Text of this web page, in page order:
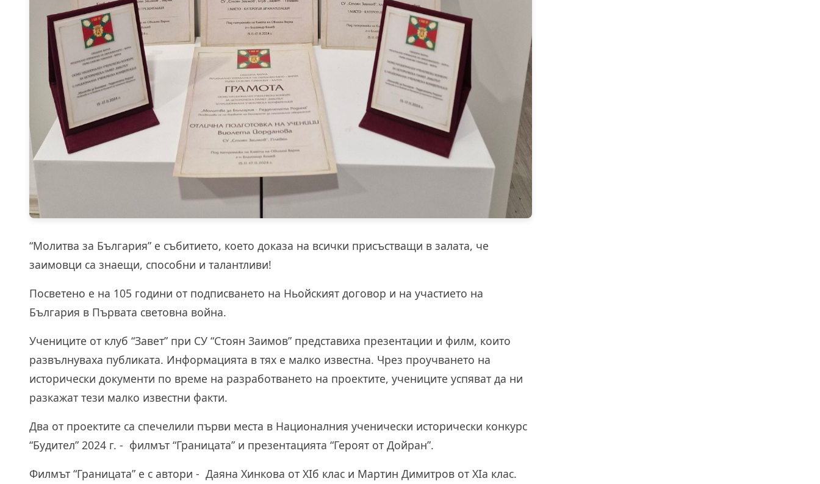
“Молитва за България” е събитието, което доказа на всички присъстващи в залата, че
заимовци са знаещи, способни и талантливи!
Посветено е на 105 години от подписването на Ньойският договор и на участието на
България в Първата световна война.
Учениците от клуб “Завет” при СУ “Стоян Заимов” представиха презентации и филм, които
развълнуваха публиката. Информацията в тях е малко известна. Чрез проучването на
исторически документи по време на разработването на проектите, учениците успяват да ни
разкажат тези малко известни факти.
Два от проектите са спечелили първи места в Националния ученически исторически конкурс
“Будител” 2024 г. - филмът “Границата” и презентацията “Героят от Дойран”.
Филмът “Границата” е с автори - Даяна Хинкова от XIб клас и Мартин Димитров от XIа клас.